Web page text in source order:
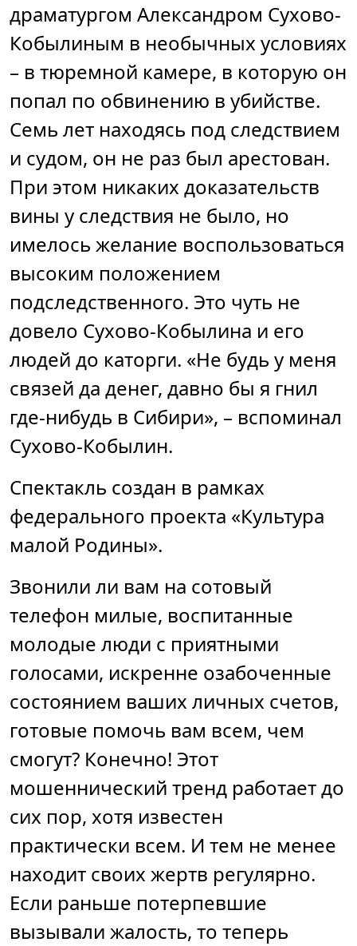
драматургом Александром Сухово-
Кобылиным в необычных условиях
– в тюремной камере, в которую он
попал по обвинению в убийстве.
Семь лет находясь под следствием
и судом, он не раз был арестован.
При этом никаких доказательств
вины у следствия не было, но
имелось желание воспользоваться
высоким положением
подследственного. Это чуть не
довело Сухово-Кобылина и его
людей до каторги. «Не будь у меня
связей да денег, давно бы я гнил
где-нибудь в Сибири», – вспоминал
Сухово-Кобылин.
Спектакль создан в рамках
федерального проекта «Культура
малой Родины».
Звонили ли вам на сотовый
телефон милые, воспитанные
молодые люди с приятными
голосами, искренне озабоченные
состоянием ваших личных счетов,
готовые помочь вам всем, чем
смогут? Конечно! Этот
мошеннический тренд работает до
сих пор, хотя известен
практически всем. И тем не менее
находит своих жертв регулярно.
Если раньше потерпевшие
вызывали жалость, то теперь